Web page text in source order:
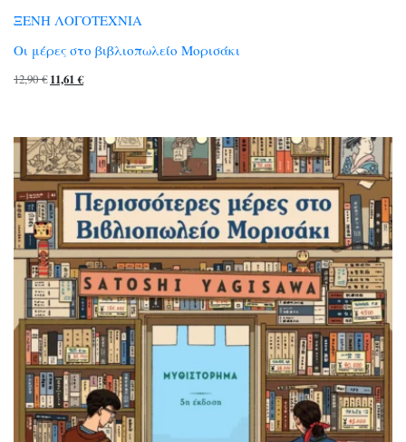
ΞΕΝΗ ΛΟΓΟΤΕΧΝΙΑ
Οι μέρες στο βιβλιοπωλείο Μορισάκι
12,90€ Original
12,90 €.
11,61€Η
είναι:
11,61 €.